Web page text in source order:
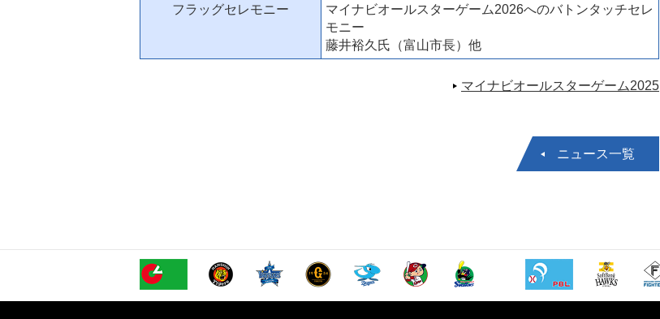
フラッグセレモニー
マイナビオールスターゲーム2026へのバトンタッチセレ
モニー
藤井裕久氏（富山市長）他
マイナビオールスターゲーム2025
ニュース一覧